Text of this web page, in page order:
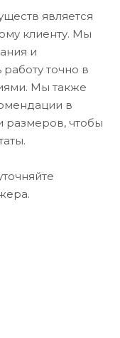
является
клиенту. Мы
и
точно в
Мы также
в
размеров, чтобы